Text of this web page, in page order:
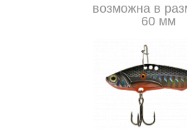
возможна в
60 мм